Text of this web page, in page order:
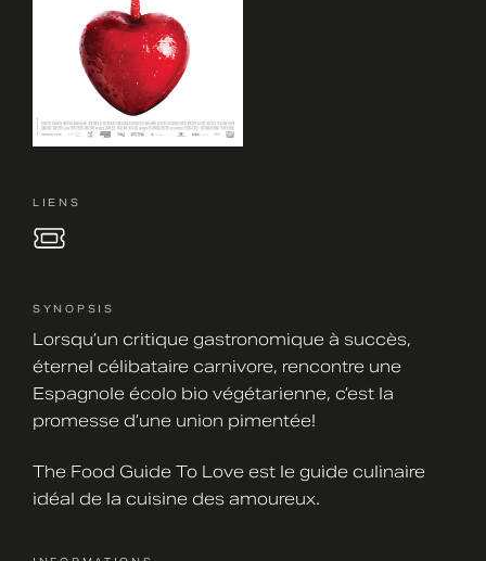
LIENS
SYNOPSIS
Lorsqu’un critique gastronomique à succès,
éternel célibataire carnivore, rencontre une
Espagnole écolo bio végétarienne, c’est la
promesse d’une union pimentée!
The Food Guide To Love est le guide culinaire
idéal de la cuisine des amoureux.